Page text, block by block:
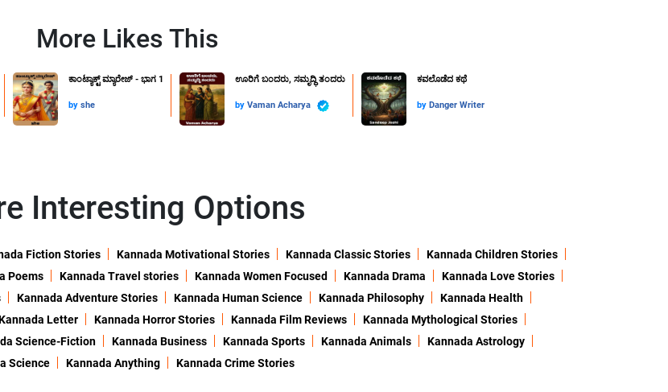
More Likes This
ಕಾಂಟ್ಯಾಕ್ಟ್ ಮ್ಯಾರೇಜ್ - ಭಾಗ 1
by she
ಊರಿಗೆ ಬಂದರು, ಸಮೃದ್ಧಿ ತಂದರು
by Vaman Acharya
ಕವಲೊಡೆದ ಕಥೆ
by Danger Writer
Interesting Options
Fiction Stories Kannada Motivational Stories Kannada Classic Stories
Kannada Children Stories
Poems Kannada Travel stories Kannada Women Focused Kannada Drama
Kannada Love Stories
Kannada Adventure Stories Kannada Human Science Kannada Philosophy
Kannada Health
Letter Kannada Horror Stories Kannada Film Reviews
Kannada Mythological Stories
Science-Fiction Kannada Business Kannada Sports Kannada Animals
Kannada Astrology
Science
Kannada Anything Kannada Crime Stories